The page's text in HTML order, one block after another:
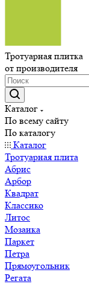
Тротуарная плитка
от производителя
Каталог
По всему сайту
По каталогу
Каталог
Тротуарная плита
Абрис
Арбор
Квадрат
Классико
Литос
Мозаика
Паркет
Петра
Прямоугольник
Регата